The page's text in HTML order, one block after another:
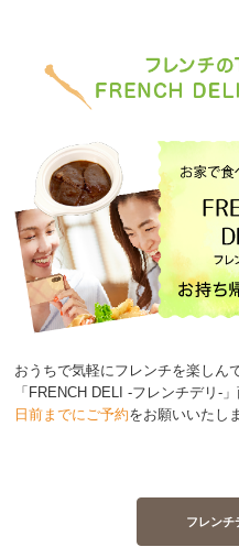
おうちで気軽にフレンチを楽しん
「FRENCH DELI -フレンチデリ-
日前までにご予約をお願いいたし
フレンチ